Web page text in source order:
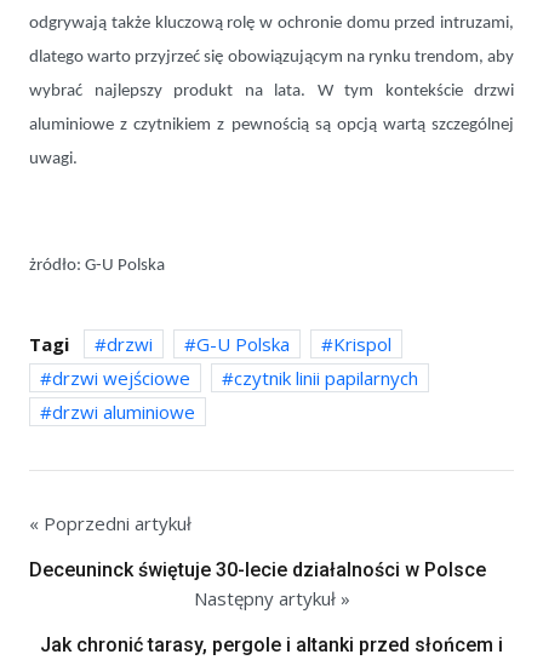
odgrywają także kluczową rolę w ochronie domu przed intruzami,
dlatego warto przyjrzeć się obowiązującym na rynku trendom, aby
wybrać najlepszy produkt na lata. W tym kontekście drzwi
aluminiowe z czytnikiem z pewnością są opcją wartą szczególnej
uwagi.
żródło: G-U Polska
Tagi drzwi G-U Polska
Krispol
drzwi wejściowe
czytnik linii papilarnych
drzwi aluminiowe
« Poprzedni artykuł
Deceuninck świętuje 30-lecie działalności w Polsce
Następny artykuł »
Jak chronić tarasy, pergole i altanki przed słońcem i